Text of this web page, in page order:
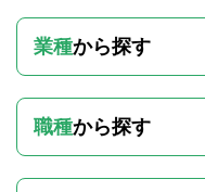
業種から探す
職種から探す